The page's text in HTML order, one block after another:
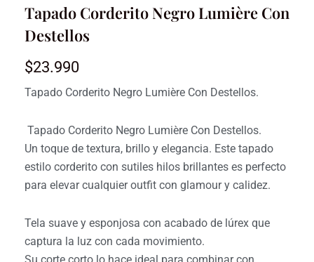
Tapado Corderito Negro Lumière Con
Destellos
$23.990
Tapado Corderito Negro Lumière Con Destellos.
Tapado Corderito Negro Lumière Con Destellos.
Un toque de textura, brillo y elegancia. Este tapado
estilo corderito con sutiles hilos brillantes es perfecto
para elevar cualquier outfit con glamour y calidez.
Tela suave y esponjosa con acabado de lúrex que
captura la luz con cada movimiento.
Su corte corto lo hace ideal para combinar con